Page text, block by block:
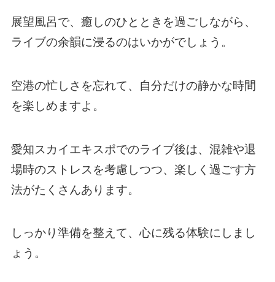
展望風呂で、癒しのひとときを過ごしながら、
ライブの余韻に浸るのはいかがでしょう。
空港の忙しさを忘れて、自分だけの静かな時間
を楽しめますよ。
愛知スカイエキスポでのライブ後は、混雑や退
場時のストレスを考慮しつつ、楽しく過ごす方
法がたくさんあります。
しっかり準備を整えて、心に残る体験にしまし
ょう。